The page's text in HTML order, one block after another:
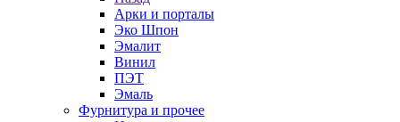
Арки и порталы
Эко Шпон
Эмалит
Винил
ПЭТ
Эмаль
Фурнитура и прочее